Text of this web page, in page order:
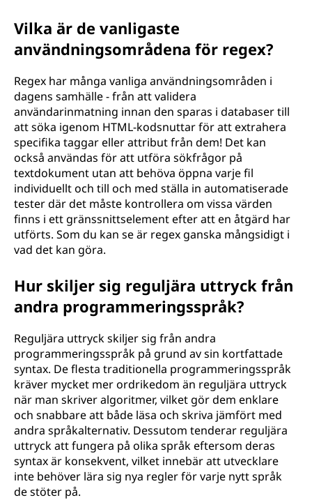
Vilka är de vanligaste
användningsområdena för regex?
Regex har många vanliga användningsområden i
dagens samhälle - från att validera
användarinmatning innan den sparas i databaser till
att söka igenom HTML-kodsnuttar för att extrahera
specifika taggar eller attribut från dem! Det kan
också användas för att utföra sökfrågor på
textdokument utan att behöva öppna varje fil
individuellt och till och med ställa in automatiserade
tester där det måste kontrollera om vissa värden
finns i ett gränssnittselement efter att en åtgärd har
utförts. Som du kan se är regex ganska mångsidigt i
vad det kan göra.
Hur skiljer sig reguljära uttryck från
andra programmeringsspråk?
Reguljära uttryck skiljer sig från andra
programmeringsspråk på grund av sin kortfattade
syntax. De flesta traditionella programmeringsspråk
kräver mycket mer ordrikedom än reguljära uttryck
när man skriver algoritmer, vilket gör dem enklare
och snabbare att både läsa och skriva jämfört med
andra språkalternativ. Dessutom tenderar reguljära
uttryck att fungera på olika språk eftersom deras
syntax är konsekvent, vilket innebär att utvecklare
inte behöver lära sig nya regler för varje nytt språk
de stöter på.